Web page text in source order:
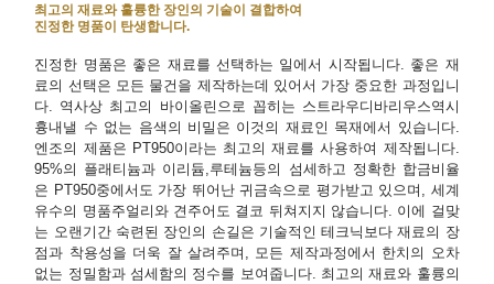
최고의 재료와 훌륭한 장인의 기술이 결합하여
진정한 명품이 탄생합니다.
진정한 명품은 좋은 재료를 선택하는 일에서 시작됩니다. 좋은 재
료의 선택은 모든 물건을 제작하는데 있어서 가장 중요한 과정입니
다. 역사상 최고의 바이올린으로 꼽히는 스트라우디바리우스역시
흉내낼 수 없는 음색의 비밀은 이것의 재료인 목재에서 있습니다.
엔조의 제품은 PT950이라는 최고의 재료를 사용하여 제작됩니다.
95%의 플래티늄과 이리듐,루테늄등의 섬세하고 정확한 합금비율
은 PT950중에서도 가장 뛰어난 귀금속으로 평가받고 있으며, 세계
유수의 명품주얼리와 견주어도 결코 뒤쳐지지 않습니다. 이에 걸맞
는 오랜기간 숙련된 장인의 손길은 기술적인 테크닉보다 재료의 장
점과 착용성을 더욱 잘 살려주며, 모든 제작과정에서 한치의 오차
없는 정밀함과 섬세함의 정수를 보여줍니다. 최고의 재료와 훌륭의